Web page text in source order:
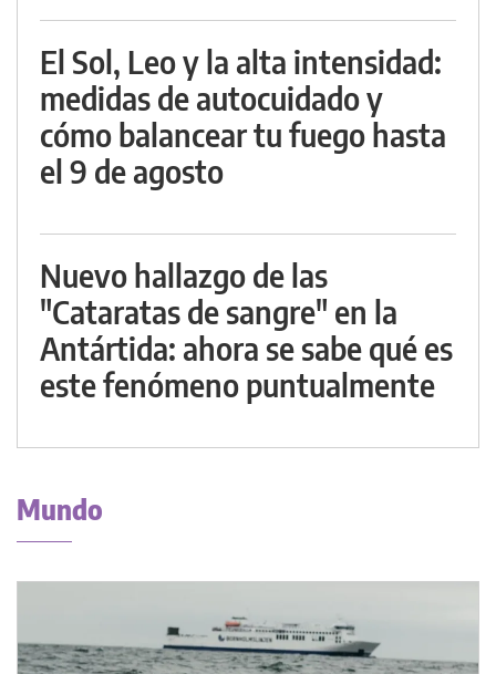
El Sol, Leo y la alta intensidad:
medidas de autocuidado y
cómo balancear tu fuego hasta
el 9 de agosto
Nuevo hallazgo de las
"Cataratas de sangre" en la
Antártida: ahora se sabe qué es
este fenómeno puntualmente
Mundo